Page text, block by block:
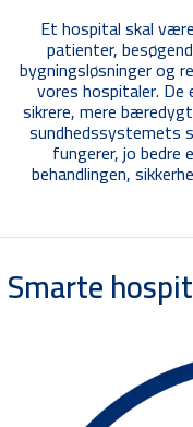
Et hospital skal
patienter,
bygningsløsninger og
vores hospitaler. De
sikrere, mere
sundhedssystemets
fungerer, jo
behandlingen,
Smarte